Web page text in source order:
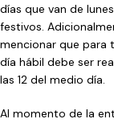
días que van de
festivos.
mencionar que para
día hábil debe ser
las 12 del medio día.
Al momento de la